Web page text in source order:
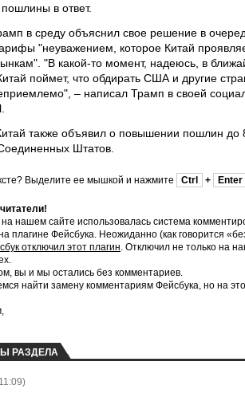
в ответ.
в среду объяснил свое решение в
"неуважением, которое Китай
"В какой-то момент, надеюсь, в
поймет, что обдирать США и другие
– написал Трамп в своей
также объявил о повышении пошлин до
Штатов.
Выделите ее мышкой и нажмите Ctrl + Enter
нашем сайте использовалась система
плагине Фейсбука. Неожиданно (как говорится
отключил этот плагин. Отключил не только на
вы и мы остались без комментариев.
найти замену комментариям Фейсбука, но на
РАЗДЕЛА